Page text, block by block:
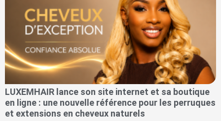
LUXEMHAIR lance son site internet et sa boutique
en ligne : une nouvelle référence pour les perruques
et extensions en cheveux naturels